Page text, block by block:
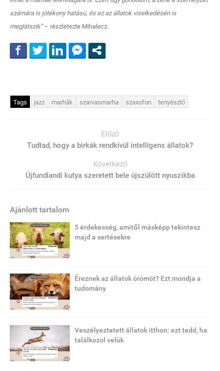
számára is jótékony hatású, és ez az állatok viselkedésén is
meglátszik”– részletezte Mihalecz.
Tags jazz marhák szarvasmarha szaxofon tenyésztő
Előző
Tudtad, hogy a birkák rendkívül intelligens állatok?
Következő
Újfundlandi kutya szeretett bele újszülött nyuszikba
Ajánlott tartalom
5 érdekesség, amitől másképp tekintesz
majd a sertésekre
Éreznek az állatok örömöt? Ezt mondja a
tudomány
Veszélyeztetett állatok itthon: ezt tedd, ha
találkozol velük